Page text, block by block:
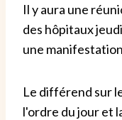
Il y aura une
des hôpitaux
une
Le différend sur
l'ordre du jour et